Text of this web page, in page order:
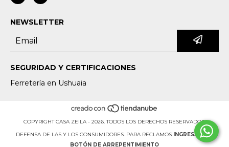
NEWSLETTER
SEGURIDAD Y CERTIFICACIONES
Ferretería en Ushuaia
COPYRIGHT CASA ZEILA - 2026. TODOS LOS DERECHOS RESERVADOS.
DEFENSA DE LAS Y LOS CONSUMIDORES. PARA RECLAMOS
INGRESÁ ACÁ.
BOTÓN DE ARREPENTIMIENTO